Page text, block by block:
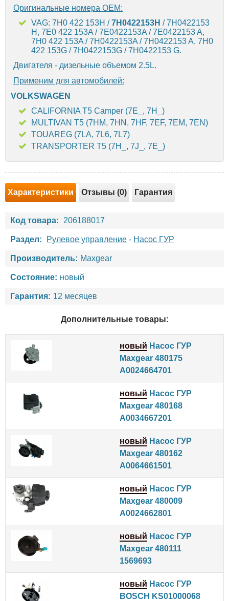
Оригинальные номера OEM:
VAG: 7H0 422 153H /7H0422153H / 7H0422153
H, 7E0 422 153A / 7E0422153A / 7E0422153 A,
7H0 422 153A / 7H0422153A / 7H0422153 A, 7H0
422 153G / 7H0422153G / 7H0422153 G.
Двигателя - дизельные объемом 2.5L.
Применим для автомобилей:
VOLKSWAGEN
CALIFORNIA T5 Camper (7E_, 7H_)
MULTIVAN T5 (7HM, 7HN, 7HF, 7EF, 7EM, 7EN)
TOUAREG (7LA, 7L6, 7L7)
TRANSPORTER T5 (7H_, 7J_, 7E_)
Характеристики Отзывы (0) Гарантия
Код товара: 206188017
Раздел: Рулевое управление - Насос ГУР
Производитель: Maxgear
Состояние: новый
Гарантия: 12 месяцев
Дополнительные товары:
новый Насос ГУР
Maxgear 480175
A0024664701
новый Насос ГУР
Maxgear 480168
A0034667201
новый Насос ГУР
Maxgear 480162
A0064661501
новый Насос ГУР
Maxgear 480009
A0024662801
новый Насос ГУР
Maxgear 480111
1569693
новый Насос ГУР
BOSCH KS01000068